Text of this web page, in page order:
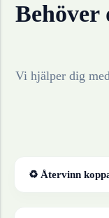
Behöver
Vi hjälper dig
♻ Återvinn